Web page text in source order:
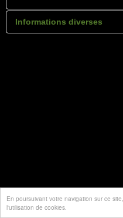
En poursuivant votre navigation sur ce
l'utilisation de cookies.
Informations diverses